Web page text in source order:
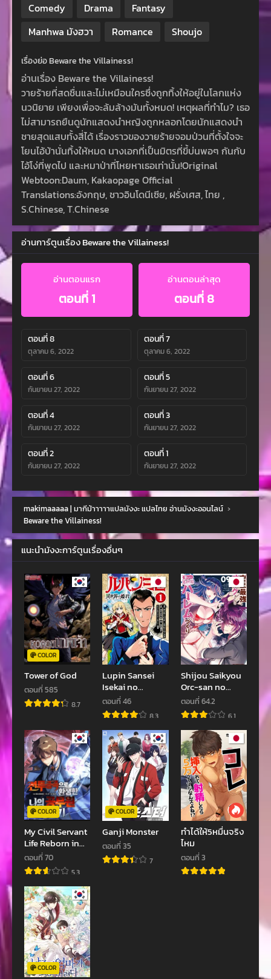
Comedy Drama
Fantasy
Manhwa มังฮวา
Romance Shoujo
เรื่องย่อ Beware the Villainess!
อ่านเรื่อง Beware the Villainess!
วายร้ายที่สดชื่นและไม่เหมือนใครซึ่งถูกทิ้งให้อยู่ในโลกแห่ง
นวนิยาย เพียงเพื่อจะล้มล้างมันทั้งหมด! เหตุผลที่ทำไม? เธอ
ไม่สามารถยืนดูนักแสดงนำหญิงถูกหลอกโดยนักแสดงนำ
ชายสุดแสบทั้งสี่ได้ เรื่องราวของวายร้ายจอมป่วนที่ตั้งใจจะ
โยนไอ้บ้านั่นทิ้งให้หมด นางเอกที่เป็นมิตรที่ขี้บ่นพอๆ กันกับ
ไอ้โง่ที่พูดไป และหมาป่าที่โหยหาเธอเท่านั้น!Original
Webtoon:Daum, Kakaopage Official
Translations:อังกฤษ, ชาวอินโดนีเซีย, ฝรั่งเศส, ไทย ,
S.Chinese, T.Chinese
อ่านการ์ตูนเรื่อง Beware the Villainess!
อ่านตอนแรก
ตอนที่ 1
อ่านตอนล่าสุด
ตอนที่ 8
ตอนที่ 8
ตุลาคม 6, 2022
ตอนที่ 7
ตุลาคม 6, 2022
ตอนที่ 6
กันยายน 27, 2022
ตอนที่ 5
กันยายน 27, 2022
ตอนที่ 4
กันยายน 27, 2022
ตอนที่ 3
กันยายน 27, 2022
ตอนที่ 2
กันยายน 27, 2022
ตอนที่ 1
กันยายน 27, 2022
makimaaaaa | มากีม้าาาาาแปลมังงะ แปลไทย อ่านมังงะออนไลน์ ›
Beware the Villainess!
แนะนำมังงะการ์ตูนเรื่องอื่นๆ
COLOR
Tower of God
ตอนที่ 585
8.7
Lupin Sansei
Isekai no
Himegimi
ตอนที่ 46
8.3
Shijou Saikyou
Orc-san no
Tanoshii
Tanetsuke
Harem Zukuri
ตอนที่ 64.2
6.1
COLOR
My Civil Servant
Life Reborn in
the Strange
World
ตอนที่ 70
5.3
COLOR
Ganji Monster
ตอนที่ 35
7
ทำได้ให้5หมื่นจริง
ไหม
ตอนที่ 3
COLOR